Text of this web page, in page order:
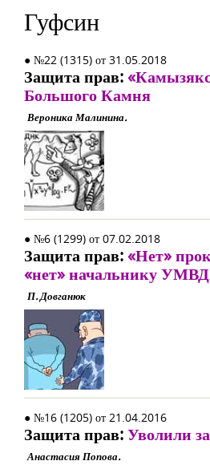
Гуфсин
● №22 (1315) от 31.05.2018
Защита прав:
Большого Камня
Вероника Малинина.
● №6 (1299) от 07.02.2018
Защита прав:«Нет»
«нет» начальнику УМВД
П. Довганюк
● №16 (1205) от 21.04.2016
Защита прав:Уволили
Анастасия Попова.